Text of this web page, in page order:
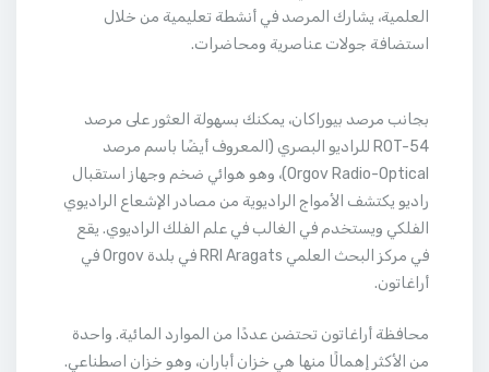
العلمية، يشارك المرصد في أنشطة تعليمية من خلال
استضافة جولات عناصرية ومحاضرات.
بجانب مرصد بيوراكان، يمكنك بسهولة العثور على مرصد
ROT-54 للراديو البصري (المعروف أيضًا باسم مرصد
Orgov Radio-Optical)، وهو هوائي ضخم وجهاز استقبال
راديو يكتشف الأمواج الراديوية من مصادر الإشعاع الراديوي
الفلكي ويستخدم في الغالب في علم الفلك الراديوي. يقع
في مركز البحث العلمي RRI Aragats في بلدة Orgov في
أراغاتون.
محافظة أراغاتون تحتضن عددًا من الموارد المائية. واحدة
من الأكثر إهمالًا منها هي خزان أباران، وهو خزان اصطناعي.